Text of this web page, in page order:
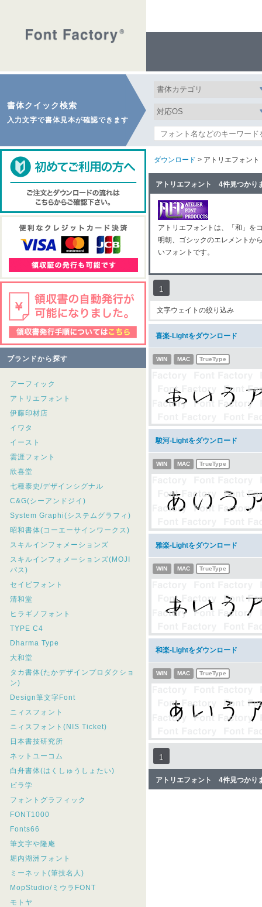
書体クイック検索
入力文字で書体見本が確認できます
ブランドから探す
アーフィック
アトリエフォント
伊藤印材店
イワタ
イースト
雲涯フォント
欣喜堂
七種泰史/デザインシグナル
C&G(シーアンドジイ)
System Graphi(システムグラフィ)
昭和書体(コーエーサインワークス)
スキルインフォメーションズ
スキルインフォメーションズ(MOJI
パス)
セイビフォント
清和堂
ヒラギノフォント
TYPE C4
Dharma Type
大和堂
タカ書体(たかデザインプロダクショ
ン)
Design筆文字Font
ニィスフォント
ニィスフォント(NIS Ticket)
日本書技研究所
ネットユーコム
白舟書体(はくしゅうしょたい)
ビラ学
フォントグラフィック
FONT1000
Fonts66
筆文字や隆庵
堀内湖洲フォント
ミーネット(筆技名人)
MopStudio/ミウラFONT
モトヤ
ダウンロード > アトリエフォント
アトリエフォント 4件見つかり
アトリエフォントは、「和」を
明朝、ゴシックのエレメントか
いフォントです。
1
文字ウェイトの絞り込み
喜楽-Lightをダウンロード
WIN MAC TrueType
駿河-Lightをダウンロード
WIN MAC TrueType
雅楽-Lightをダウンロード
WIN MAC TrueType
和楽-Lightをダウンロード
WIN MAC TrueType
1
アトリエフォント 4件見つかり